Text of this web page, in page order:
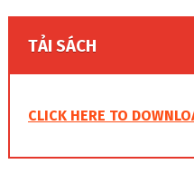
TẢI SÁCH
CLICK HERE TO